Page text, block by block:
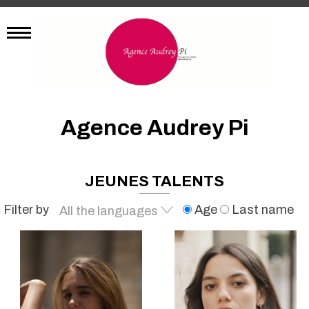
Agence Audrey Pi
JEUNES TALENTS
Filter by
All the languages
French
Spanish
German
Portuguese
Age Last name